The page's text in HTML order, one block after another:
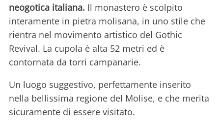
neogotica italiana. Il monastero è scolpito
interamente in pietra molisana, in uno stile che
rientra nel movimento artistico del Gothic
Revival. La cupola è alta 52 metri ed è
contornata da torri campanarie.
Un luogo suggestivo, perfettamente inserito
nella bellissima regione del Molise, e che merita
sicuramente di essere visitato.